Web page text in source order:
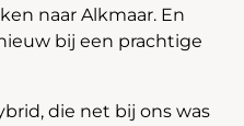
naar Alkmaar. En
bij een prachtige
die net bij ons was